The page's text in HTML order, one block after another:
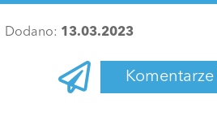
Dodano: 13.03.2023
Komentarze